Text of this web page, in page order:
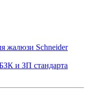
жалюзи Schneider
и ЗП стандарта